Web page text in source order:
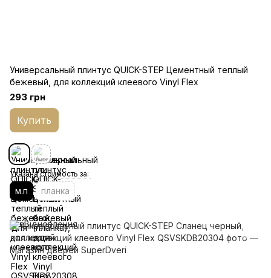
Универсальный плинтус QUICK-STEP Цементный теплый
бежевый, для коллекций клеевого Vinyl Flex
293 грн
Купить
Указана стоимость за:
м.п планка